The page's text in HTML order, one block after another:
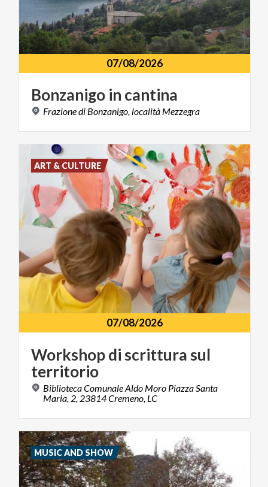
07/08/2026
Bonzanigo in cantina
Frazionedi Bonzanigo,località Mezzegra
07/08/2026
Workshopdi scrittura sul
territorio
Biblioteca Comunale Aldo Moro Piazza Santa
Maria, 2, 23814 Cremeno, LC
ART & CULTURE
MUSIC AND SHOW